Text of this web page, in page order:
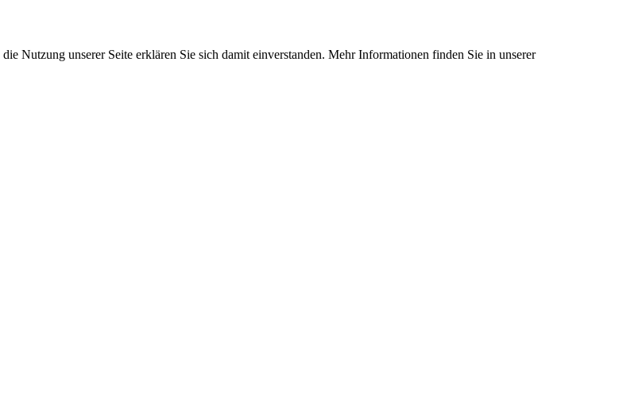
Nutzung unserer Seite erklären Sie sich damit einverstanden. Mehr Informationen finden Sie in unserer